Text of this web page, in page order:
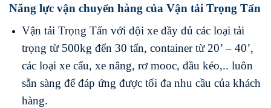
Năng lực vận chuyển hàng của Vận tải Trọng Tấn
Vận tải Trọng Tấn với đội xe đầy đủ các loại tải
trọng từ 500kg đến 30 tấn, container từ 20’ – 40’,
các loại xe cẩu, xe nâng, rơ mooc, đầu kéo,.. luôn
sẵn sàng để đáp ứng được tối đa nhu cầu của khách
hàng.